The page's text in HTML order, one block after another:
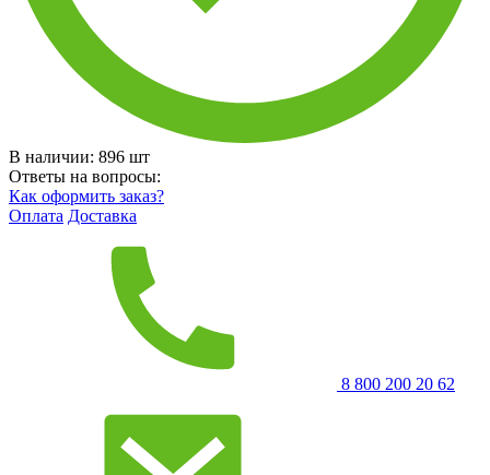
В наличии: 896 шт
Ответы на вопросы:
Как оформить заказ?
Оплата Доставка
8 800 200 20 62